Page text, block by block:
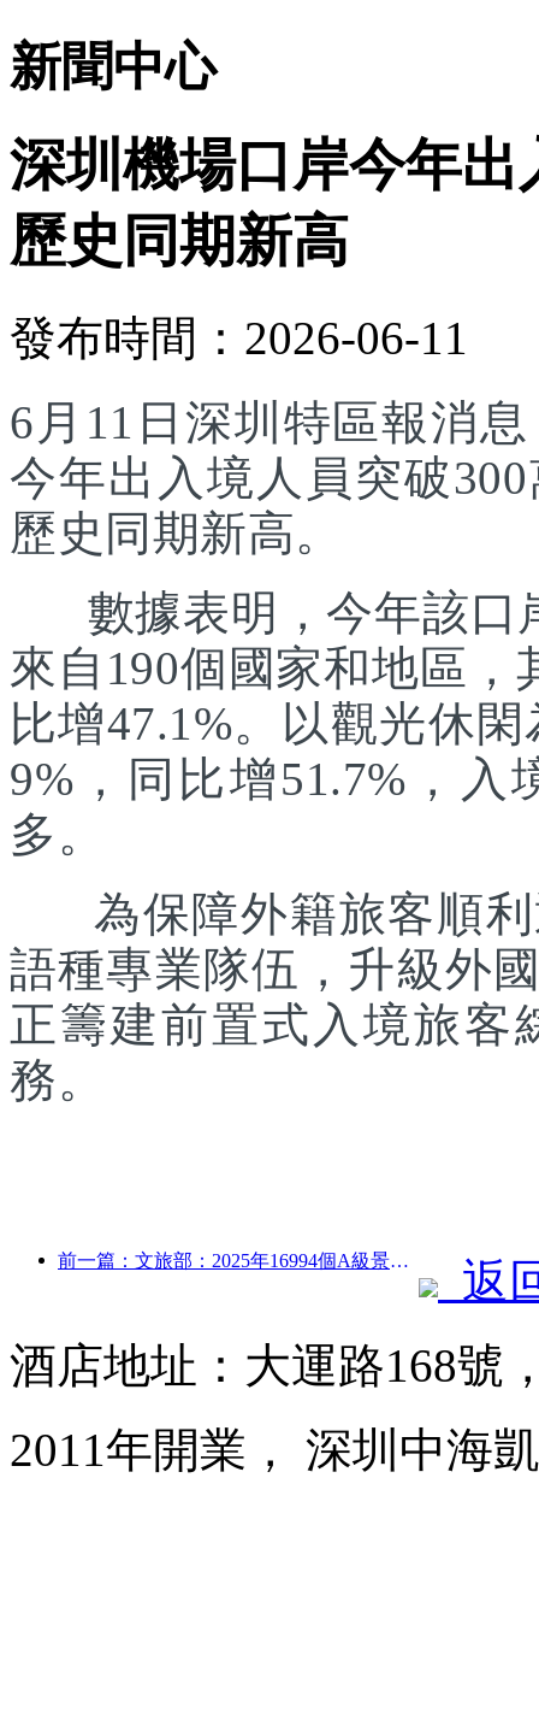
新聞中心
深圳機場口岸今年出
歷史同期新高
發布時間：2026-06-11
6月11日深圳特區報消
今年出入境人員突破
歷史同期新高。
數據表明，今年該口
來自190個國家和地區，
比增47.1%。以觀光休
9%，同比增51.7%，
多。
為保障外籍旅客順利
語種專業隊伍，升級外
正籌建前置式入境旅客
務。
前一篇：文旅部：2025年16994個A級景區接待游客75.1億人次，旅游收入5544.9億
返
酒店地址：大運路168號
2011年開業， 深圳中